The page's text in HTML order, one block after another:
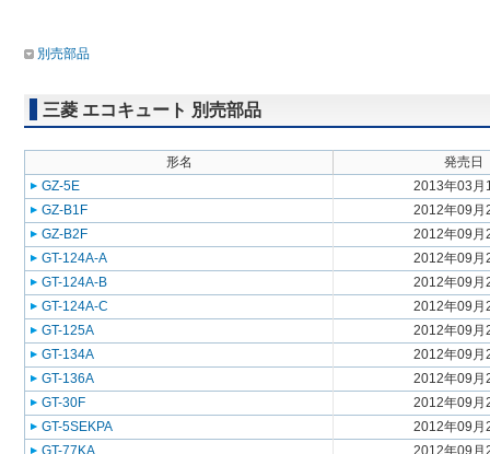
別売部品
三菱 エコキュート 別売部品
形名
発売日
GZ-5E
2013年03月
GZ-B1F
2012年09月
GZ-B2F
2012年09月
GT-124A-A
2012年09月
GT-124A-B
2012年09月
GT-124A-C
2012年09月
GT-125A
2012年09月
GT-134A
2012年09月
GT-136A
2012年09月
GT-30F
2012年09月
GT-5SEKPA
2012年09月